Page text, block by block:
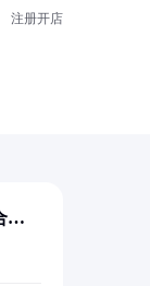
注册开店
作